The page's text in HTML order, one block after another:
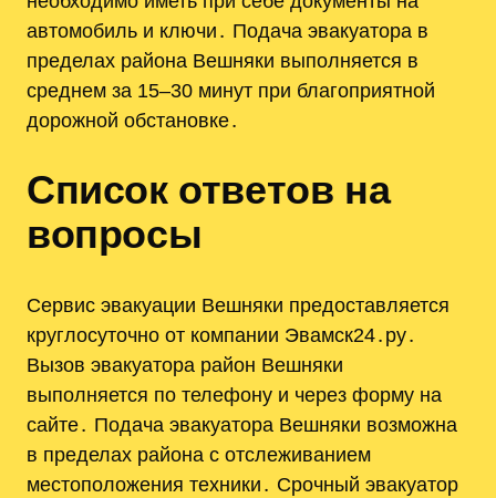
автомобиль и ключи․ Подача эвакуатора в
пределах района Вешняки выполняется в
среднем за 15–30 минут при благоприятной
дорожной обстановке․
Список ответов на
вопросы
Сервис эвакуации Вешняки предоставляется
круглосуточно от компании Эвамск24․ру․
Вызов эвакуатора район Вешняки
выполняется по телефону и через форму на
сайте․ Подача эвакуатора Вешняки возможна
в пределах района с отслеживанием
местоположения техники․ Срочный эвакуатор